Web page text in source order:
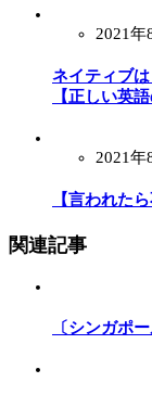
2021年
ネイティブ
【正しい英
2021年
【言われた
関連記事
〔シンガポ